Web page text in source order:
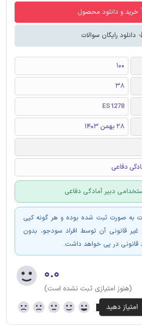
خرید و دانلود محصول
دانلود رایگان سوالات
100
38
ES1278
28 بهمن 1403
دفاعی
دبیر آمادگی دفاعی
به صورت ثبت شده بوده و هر گونه کپی
غیر قانونی آن توسط افراد سودجو، بدون
قانونی در پی خواهد داشت.
۰.۰
(هنوز امتیازی ثبت نشده است)